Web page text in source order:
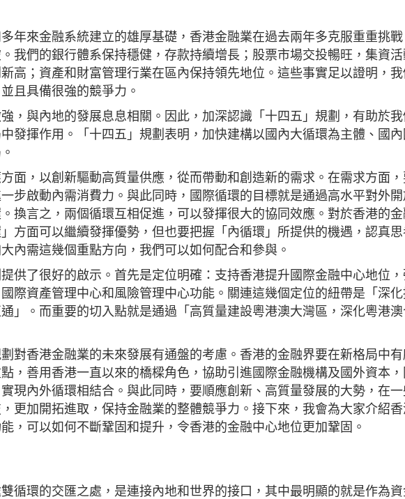
年來金融系統建立的雄厚基礎，香港金融業在過去兩年多克服重重挑
我們的銀行體系保持穩健，存款持續增長；股票市場交投暢旺，集資
高；資產和財富管理行業在區內保持領先地位。這些事實足以證明，
且具備很強的競爭力。
，與內地的發展息息相關。因此，加深認識「十四五」規劃，有助於
發揮作用。「十四五」規劃表明，加快建構以國內大循環為主體、國
面，以創新驅動高質量供應，從而帶動和創造新的需求。在需求方面
步啟動內需消費力。與此同時，國際循環的目標就是通過高水平對外
換言之，兩個循環互相促進，可以發揮很大的協同效應。對於香港的
方面可以繼續發揮優勢，但也要把握「內循環」所提供的機遇，認真
內需這幾個重點方向，我們可以如何配合和參與。
供了很好的啟示。首先是定位明確：支持香港提升國際金融中心地位
際資產管理中心和風險管理中心功能。關連這幾個定位的紐帶是「深
」。而重要的切入點就是通過「高質量建設粵港澳大灣區，深化粵港
對香港金融業的未來發展有通盤的考慮。香港的金融界要在新格局中
，善用香港一直以來的橋樑角色，協助引進國際金融機構及國外資本
現內外循環相結合。與此同時，要順應創新、高質量發展的大勢，在
更加開拓進取，保持金融業的整體競爭力。接下來，我會為大家介紹
，可以如何不斷鞏固和提升，令香港的金融中心地位更加鞏固。
循環的交匯之處，是連接內地和世界的接口，其中最明顯的就是作為